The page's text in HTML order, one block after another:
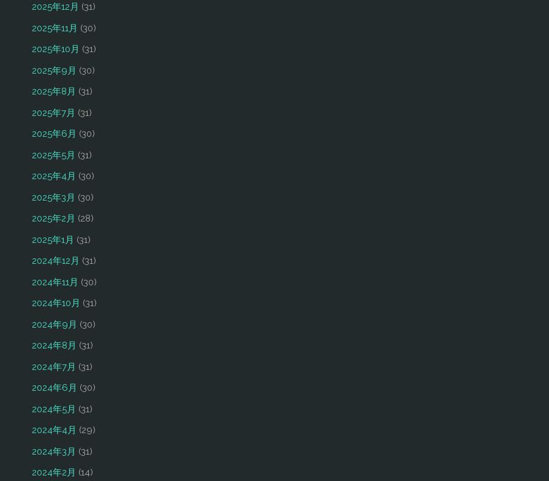
2025年12月 (31)
2025年11月 (30)
2025年10月 (31)
2025年9月 (30)
2025年8月 (31)
2025年7月 (31)
2025年6月 (30)
2025年5月 (31)
2025年4月 (30)
2025年3月 (30)
2025年2月 (28)
2025年1月 (31)
2024年12月 (31)
2024年11月 (30)
2024年10月 (31)
2024年9月 (30)
2024年8月 (31)
2024年7月 (31)
2024年6月 (30)
2024年5月 (31)
2024年4月 (29)
2024年3月 (31)
2024年2月 (14)